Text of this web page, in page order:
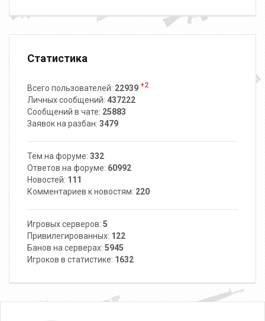
Статистика
Всего пользователей: 22939 +2
Личных сообщений: 437222
Сообщений в чате: 25883
Заявок на разбан: 3479
Тем на форуме: 332
Ответов на форуме: 60992
Новостей: 111
Комментариев к новостям: 220
Игровых серверов: 5
Привилегированных: 122
Банов на серверах: 5945
Игроков в статистике: 1632